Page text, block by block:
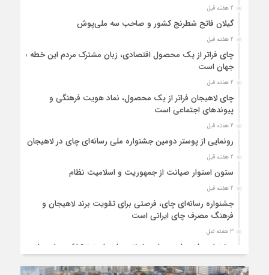
2 هفته قبل
گیلان فاتح شطرنج کشور و صاحب سه ملی‌پوش
2 هفته قبل
چای فراتر از یک محصول اقتصادی، زبان مشترک مردم این خطه با
جهان است
2 هفته قبل
چای لاهیجان فراتر از یک محصول، نماد هویت فرهنگی و
پیوندهای اجتماعی است
2 هفته قبل
رونمایی از پوستر دومین جشنواره ملی رسانه‌ای چای در لاهیجان
2 هفته قبل
ستون استوار صیانت از جمهوریت و اسلامیت نظام
2 هفته قبل
جشنواره رسانه‌ای چای، فرصتی برای تقویت برند لاهیجان و
فرهنگ مصرف چای ایرانی است
3 هفته قبل
جشنواره ملی چای، حمایت از لاهیجان یا هزینه‌تراشی برای چای